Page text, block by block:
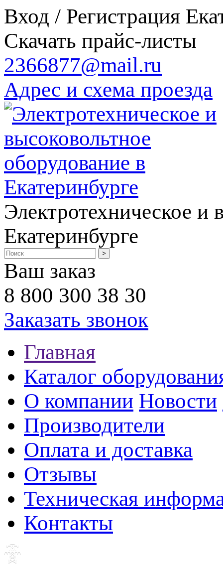
Вход / Регистрация
Скачать прайс-листы
2366877@mail.ru
Адрес и схема проезда
Электротехническое и
Екатеринбурге
Ваш заказ
8 800 300 38 30
Заказать звонок
Главная
Каталог
О компании Новости
Производители
Оплата и доставка
Отзывы
Техническая
Контакты